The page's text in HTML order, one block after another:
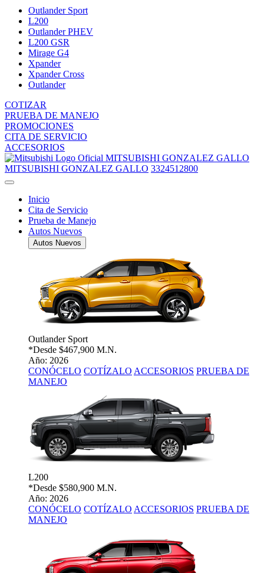
Outlander Sport
L200
Outlander PHEV
L200 GSR
Mirage G4
Xpander
Xpander Cross
Outlander
COTIZAR
PRUEBA DE MANEJO
PROMOCIONES
CITA DE SERVICIO
ACCESORIOS
MITSUBISHI GONZALEZ GALLO
MITSUBISHI GONZALEZ GALLO 3324512800
Inicio
Cita de Servicio
Prueba de Manejo
Autos Nuevos
Autos Nuevos
Outlander Sport
*Desde $467,900 M.N.
Año: 2026
CONÓCELO COTÍZALO ACCESORIOS PRUEBA DE
MANEJO
L200
*Desde $580,900 M.N.
Año: 2026
CONÓCELO COTÍZALO ACCESORIOS PRUEBA DE
MANEJO